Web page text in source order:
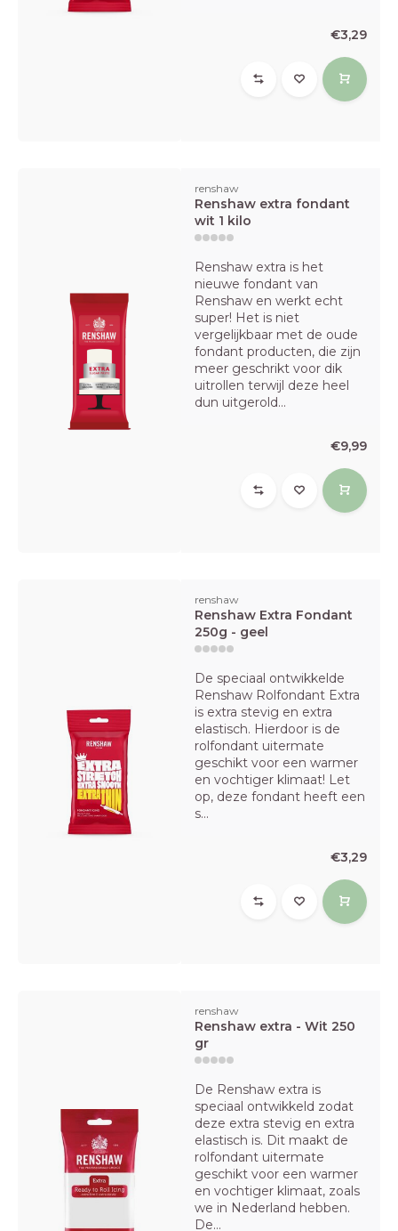
€3,29
renshaw
Renshaw extra fondant
wit 1 kilo
Renshaw extra is het
nieuwe fondant van
Renshaw en werkt echt
super! Het is niet
vergelijkbaar met de oude
fondant producten, die zijn
meer geschrikt voor dik
uitrollen terwijl deze heel
dun uitgerold...
€9,99
renshaw
Renshaw Extra Fondant
250g - geel
De speciaal ontwikkelde
Renshaw Rolfondant Extra
is extra stevig en extra
elastisch. Hierdoor is de
rolfondant uitermate
geschikt voor een warmer
en vochtiger klimaat! Let
op, deze fondant heeft een
s...
€3,29
renshaw
Renshaw extra - Wit 250
gr
De Renshaw extra is
speciaal ontwikkeld zodat
deze extra stevig en extra
elastisch is. Dit maakt de
rolfondant uitermate
geschikt voor een warmer
en vochtiger klimaat, zoals
we in Nederland hebben.
De...